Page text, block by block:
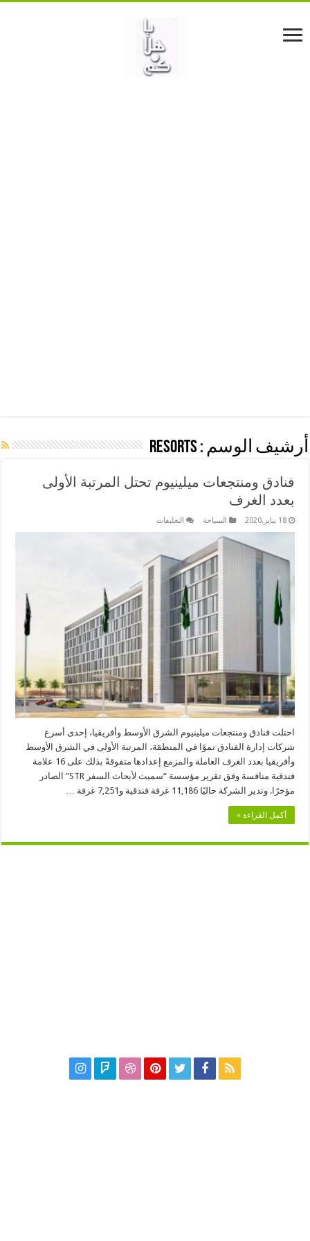
أرشيف الوسم : Resorts
فنادق ومنتجعات ميلينيوم تحتل المرتبة الأولى
بعدد الغرف
18 يناير,2020 السياحة التعليقاتعلى
تحتل
المرتبة
الغرف
احتلت فنادق ومنتجعات ميلينيوم الشرق الأوسط وأفريقيا، إحدى أسرع
شركات إدارة الفنادق نموًا في المنطقة، المرتبة الأولى في الشرق الأوسط
وأفريقيا بعدد الغرف العاملة والمزمع إعدادها متفوقةً بذلك على 16 علامة
فندقية منافسة وفق تقرير مؤسسة “سميث لأبحاث السفر STR” الصادر
مؤخرًا. وتدير الشركة حاليًا 11,186 غرفة فندقية و7,251 غرفة …
أكمل القراءة »